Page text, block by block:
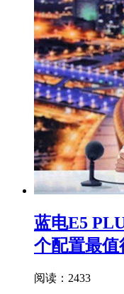
蓝电E5
个配置最值
阅读：2433